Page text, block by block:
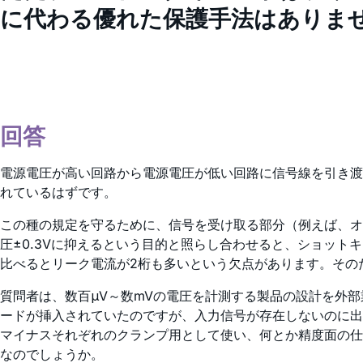
に代わる優れた保護手法はありま
回答
電源電圧が高い回路から電源電圧が低い回路に信号線を引
れているはずです。
この種の規定を守るために、信号を受け取る部分（例えば、
圧±0.3Vに抑えるという目的と照らし合わせると、ショット
比べるとリーク電流が2桁も多いという欠点があります。そ
質問者は、数百μV～数mVの電圧を計測する製品の設計を外
ードが挿入されていたのですが、入力信号が存在しないのに
マイナスそれぞれのクランプ用として使い、何とか精度面の
なのでしょうか。